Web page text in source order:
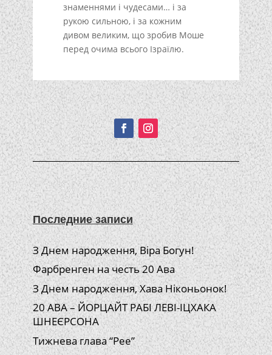
знаменнями і чудесами… і за
рукою сильною, і за кожним
дивом великим, що зробив Моше
перед очима всього Ізраїлю.
Подписывайтесь!
Последние записи
З Днем народження, Віра Богун!
Фарбренген на честь 20 Ава
З Днем народження, Хава Ніконьонок!
20 АВА – ЙОРЦАЙТ РАБІ ЛЕВІ-ІЦХАКА
ШНЕЄРСОНА
Тижнева глава “Рее”